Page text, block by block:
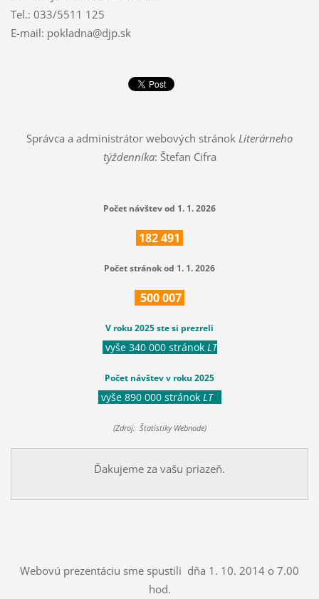
Tel.: 033/5511 125
E-mail: pokladna@djp.sk
Správca a administrátor webových stránok Literárneho
týždenníka: Štefan Cifra
Počet návštev od 1. 1. 2026
182491
Počet stránok od 1. 1. 2026
500007
V roku 2025 ste si prezreli
vyše 340 000 stránok LT
Počet návštev v roku 2025
vyše 890 000 stránok LT
(Zdroj: Štatistiky Webnode)
Ďakujeme za vašu priazeň.
Webovú prezentáciu sme spustili dňa 1. 10. 2014 o 7.00
hod.